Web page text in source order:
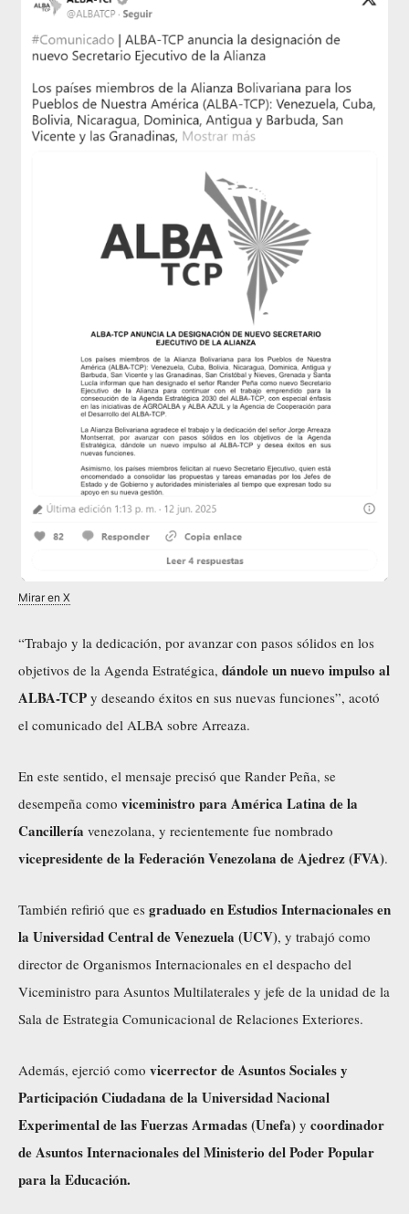
Mirar en X
“Trabajo y la dedicación, por avanzar con pasos sólidos en los
objetivos de la Agenda Estratégica, dándole un nuevo impulso al
ALBA-TCP y deseando éxitos en sus nuevas funciones”, acotó
el comunicado del ALBA sobre Arreaza.
En este sentido, el mensaje precisó que Rander Peña, se
desempeña como viceministro para América Latina de la
Cancillería venezolana, y recientemente fue nombrado
vicepresidente de la Federación Venezolana de Ajedrez (FVA).
También refirió que es graduado en Estudios Internacionales en
la Universidad Central de Venezuela (UCV), y trabajó como
director de Organismos Internacionales en el despacho del
Viceministro para Asuntos Multilaterales y jefe de la unidad de la
Sala de Estrategia Comunicacional de Relaciones Exteriores.
Además, ejerció como vicerrector de Asuntos Sociales y
Participación Ciudadana de la Universidad Nacional
Experimental de las Fuerzas Armadas (Unefa) y coordinador
de Asuntos Internacionales del Ministerio del Poder Popular
para la Educación.